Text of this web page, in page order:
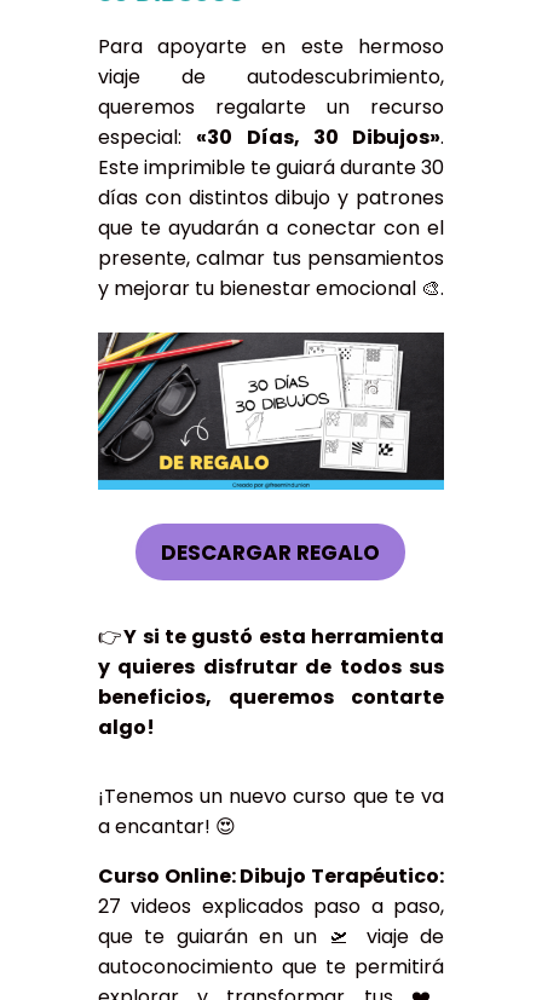
Para apoyarte en este hermoso
viaje de autodescubrimiento,
queremos regalarte un recurso
especial: «30 Días, 30 Dibujos».
Este imprimible te guiará durante 30
días con distintos dibujo y patrones
que te ayudarán a conectar con el
presente, calmar tus pensamientos
y mejorar tu bienestar emocional 🎨.
DESCARGAR REGALO
👉Y si te gustó esta herramienta
y quieres disfrutar de todos sus
beneficios, queremos contarte
algo!
¡Tenemos un nuevo curso que te va
a encantar! 😍
Curso Online: Dibujo Terapéutico:
27 videos explicados paso a paso,
que te guiarán en un 🛫 viaje de
autoconocimiento que te permitirá